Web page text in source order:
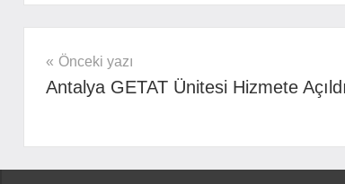
Yazı
gezinmesi
Önceki yazı
Antalya GETAT Ünitesi Hizmete Açıldı